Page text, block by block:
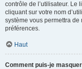
contrôle de l’utilisateur. Le
cliquant sur votre nom
système vous permettra
préférences.
Haut
Comment puis-je